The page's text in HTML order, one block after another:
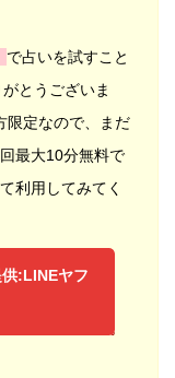
で占いを試すこと
とうございま
限定なので、まだ
最大10分無料で
利用してみてく
:LINEヤフ